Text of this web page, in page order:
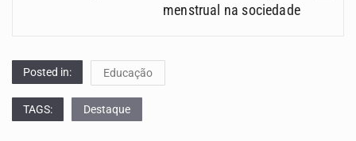
menstrual na sociedade
Posted in: Educação
TAGS: Destaque